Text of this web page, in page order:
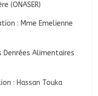
(ONASER)
: Mme Emelienne
Alimentaires
: Hassan Touka